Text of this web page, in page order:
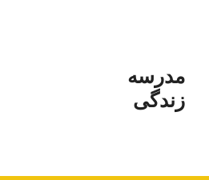
مدرسه
زندگی